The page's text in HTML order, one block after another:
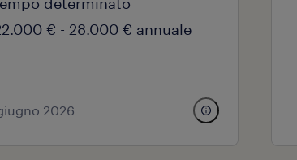
€ - 28.000 € annuale
2026